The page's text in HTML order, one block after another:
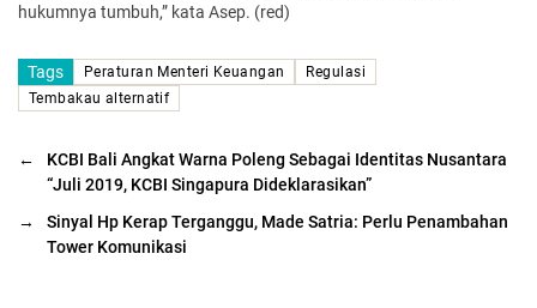
hukumnya tumbuh,” kata Asep. (red)
Tags Peraturan Menteri Keuangan
Regulasi
Tembakau alternatif
←
KCBI Bali Angkat Warna Poleng Sebagai Identitas Nusantara
“Juli 2019, KCBI Singapura Dideklarasikan”
→
Sinyal Hp Kerap Terganggu, Made Satria: Perlu Penambahan
Tower Komunikasi